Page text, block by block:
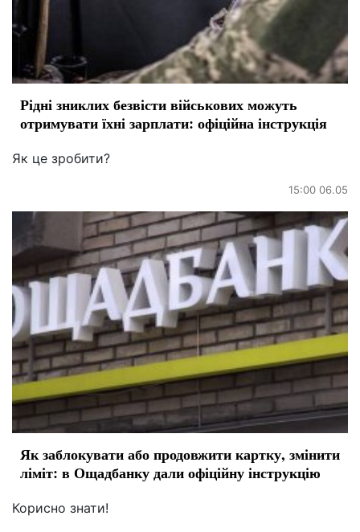
Рідні зниклих безвісти військових можуть
отримувати їхні зарплати: офіційна інструкція
Як це зробити?
15:00 06.05
Як заблокувати або продовжити картку, змінити
ліміт: в Ощадбанку дали офіційну інструкцію
Корисно знати!